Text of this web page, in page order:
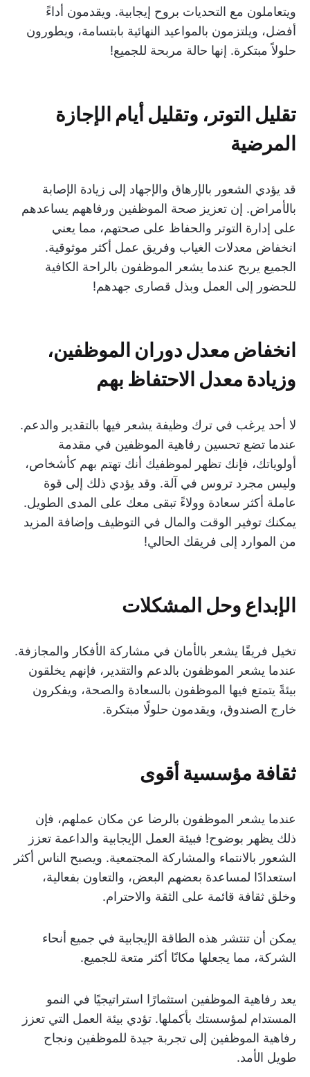
ويتعاملون مع التحديات بروح إيجابية. ويقدمون أداءً
أفضل، ويلتزمون بالمواعيد النهائية بابتسامة، ويطورون
حلولاً مبتكرة. إنها حالة مربحة للجميع!
تقليل التوتر، وتقليل أيام الإجازة
المرضية
قد يؤدي الشعور بالإرهاق والإجهاد إلى زيادة الإصابة
بالأمراض. إن تعزيز صحة الموظفين ورفاههم يساعدهم
على إدارة التوتر والحفاظ على صحتهم، مما يعني
انخفاض معدلات الغياب وفريق عمل أكثر موثوقية.
الجميع يربح عندما يشعر الموظفون بالراحة الكافية
للحضور إلى العمل وبذل قصارى جهدهم!
انخفاض معدل دوران الموظفين،
وزيادة معدل الاحتفاظ بهم
لا أحد يرغب في ترك وظيفة يشعر فيها بالتقدير والدعم.
عندما تضع تحسين رفاهية الموظفين في مقدمة
أولوياتك، فإنك تظهر لموظفيك أنك تهتم بهم كأشخاص،
وليس مجرد تروس في آلة. وقد يؤدي ذلك إلى قوة
عاملة أكثر سعادة وولاءً تبقى معك على المدى الطويل.
يمكنك توفير الوقت والمال في التوظيف وإضافة المزيد
من الموارد إلى فريقك الحالي!
الإبداع وحل المشكلات
تخيل فريقًا يشعر بالأمان في مشاركة الأفكار والمجازفة.
عندما يشعر الموظفون بالدعم والتقدير، فإنهم يخلقون
بيئةً يتمتع فيها الموظفون بالسعادة والصحة، ويفكرون
خارج الصندوق، ويقدمون حلولًا مبتكرة.
ثقافة مؤسسية أقوى
عندما يشعر الموظفون بالرضا عن مكان عملهم، فإن
ذلك يظهر بوضوح! فبيئة العمل الإيجابية والداعمة تعزز
الشعور بالانتماء والمشاركة المجتمعية. ويصبح الناس أكثر
استعدادًا لمساعدة بعضهم البعض، والتعاون بفعالية،
وخلق ثقافة قائمة على الثقة والاحترام.
يمكن أن تنتشر هذه الطاقة الإيجابية في جميع أنحاء
الشركة، مما يجعلها مكانًا أكثر متعة للجميع.
يعد رفاهية الموظفين استثمارًا استراتيجيًا في النمو
المستدام لمؤسستك بأكملها. تؤدي بيئة العمل التي تعزز
رفاهية الموظفين إلى تجربة جيدة للموظفين ونجاح
طويل الأمد.